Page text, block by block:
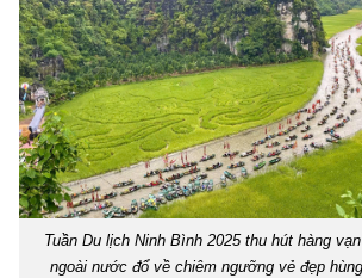
Tuần Du lịch Ninh Bình 2025 thu hút hàng
ngoài nước đổ về chiêm ngưỡng vẻ đẹp